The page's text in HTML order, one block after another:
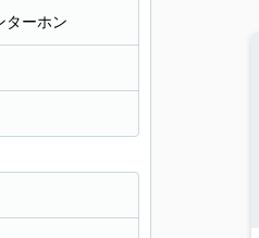
ターホン